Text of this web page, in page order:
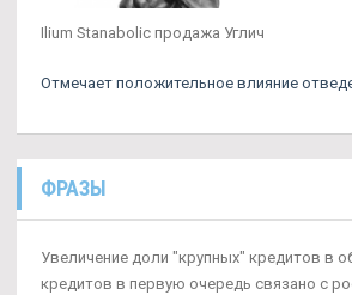
Ilium Stanabolic продажа Углич
Отмечает положительное влияние
ФРАЗЫ
Увеличение доли "крупных" кредитов в
кредитов в первую очередь связано с